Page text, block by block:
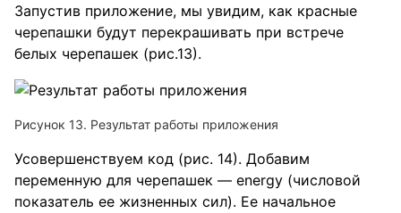
Запустив приложение, мы увидим, как красные
черепашки будут перекрашивать при встрече
белых черепашек (рис.13).
Рисунок 13. Результат работы приложения
Усовершенствуем код (рис. 14). Добавим
переменную для черепашек — energy (числовой
показатель ее жизненных сил). Ее начальное